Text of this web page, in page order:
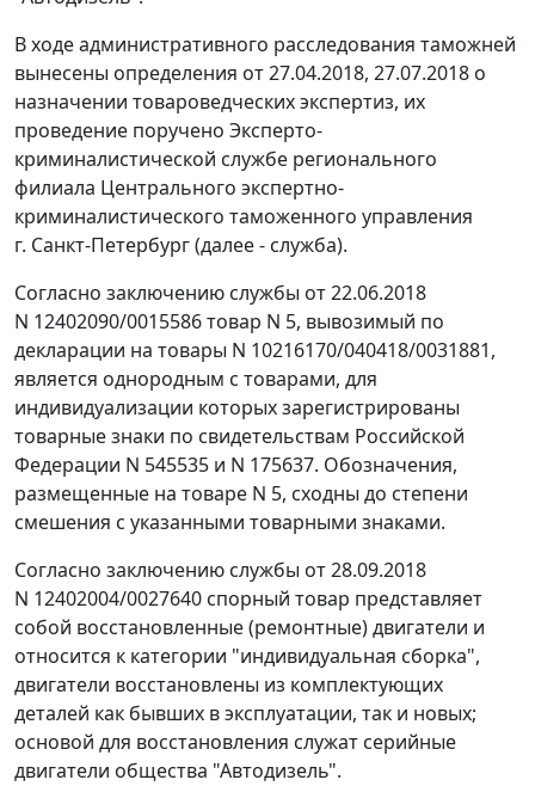
В ходе административного расследования таможней
вынесены определения от 27.04.2018, 27.07.2018 о
назначении товароведческих экспертиз, их
проведение поручено Эксперто-
криминалистической службе регионального
филиала Центрального экспертно-
криминалистического таможенного управления
г. Санкт-Петербург (далее - служба).
Согласно заключению службы от 22.06.2018
N 12402090/0015586 товар N 5, вывозимый по
декларации на товары N 10216170/040418/0031881,
является однородным с товарами, для
индивидуализации которых зарегистрированы
товарные знаки по свидетельствам Российской
Федерации N 545535 и N 175637. Обозначения,
размещенные на товаре N 5, сходны до степени
смешения с указанными товарными знаками.
Согласно заключению службы от 28.09.2018
N 12402004/0027640 спорный товар представляет
собой восстановленные (ремонтные) двигатели и
относится к категории "индивидуальная сборка",
двигатели восстановлены из комплектующих
деталей как бывших в эксплуатации, так и новых;
основой для восстановления служат серийные
двигатели общества "Автодизель".